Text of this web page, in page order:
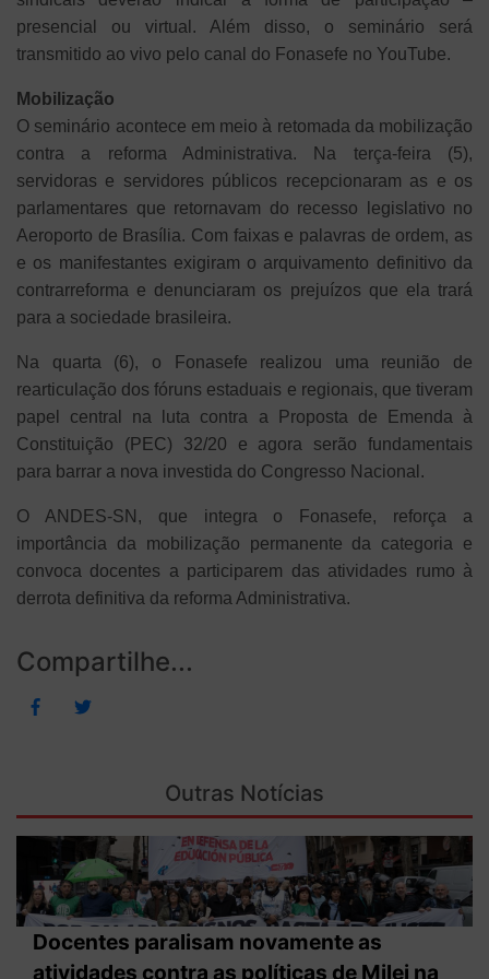
presencial ou virtual. Além disso, o seminário será
transmitido ao vivo pelo canal do Fonasefe no YouTube.
Mobilização
O seminário acontece em meio à retomada da mobilização
contra a reforma Administrativa. Na terça-feira (5),
servidoras e servidores públicos recepcionaram as e os
parlamentares que retornavam do recesso legislativo no
Aeroporto de Brasília. Com faixas e palavras de ordem, as
e os manifestantes exigiram o arquivamento definitivo da
contrarreforma e denunciaram os prejuízos que ela trará
para a sociedade brasileira.
Na quarta (6), o Fonasefe realizou uma reunião de
rearticulação dos fóruns estaduais e regionais, que tiveram
papel central na luta contra a Proposta de Emenda à
Constituição (PEC) 32/20 e agora serão fundamentais
para barrar a nova investida do Congresso Nacional.
O ANDES-SN, que integra o Fonasefe, reforça a
importância da mobilização permanente da categoria e
convoca docentes a participarem das atividades rumo à
derrota definitiva da reforma Administrativa.
Compartilhe...
Outras Notícias
Docentes paralisam novamente as
atividades contra as políticas de Milei na